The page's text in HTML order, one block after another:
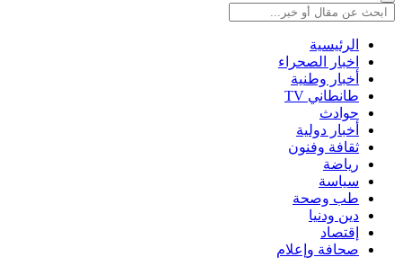
الرئيسية
اخبار الصحراء
أخبار وطنية
طانطاني TV
حوادث
أخبار دولية
ثقافة وفنون
رياضة
سياسة
طب وصحة
دين ودنيا
إقتصاد
صحافة وإعلام